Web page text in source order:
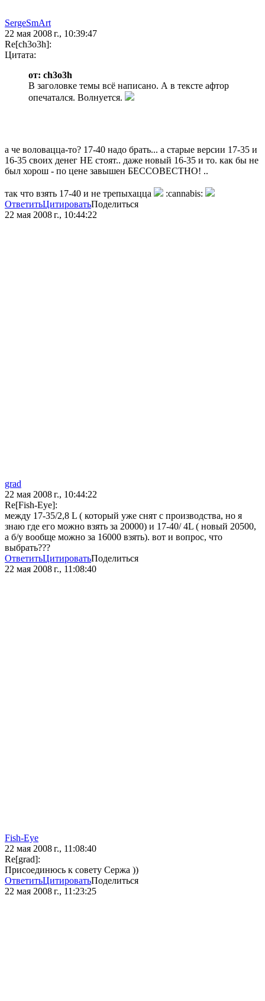
SergeSmArt
22 мая 2008 г., 10:39:47
Re[ch3o3h]:
Цитата:
от: ch3o3h
В заголовке темы всё написано. А в тексте афтор
опечатался. Волнуется.
а че воловацца-то? 17-40 надо брать... а старые версии 17-35 и
16-35 своих денег НЕ стоят.. даже новый 16-35 и то. как бы не
был хорош - по цене завышен БЕССОВЕСТНО! ..
так что взять 17-40 и не трепыхацца
:cannabis:
ОтветитьЦитироватьПоделиться
22 мая 2008 г., 10:44:22
grad
22 мая 2008 г., 10:44:22
Re[Fish-Eye]:
между 17-35/2,8 L ( который уже снят с производства, но я
знаю где его можно взять за 20000) и 17-40/ 4L ( новый 20500,
а б/у вообще можно за 16000 взять). вот и вопрос, что
выбрать???
ОтветитьЦитироватьПоделиться
22 мая 2008 г., 11:08:40
Fish-Eye
22 мая 2008 г., 11:08:40
Re[grad]:
Присоединюсь к совету Сержа ))
ОтветитьЦитироватьПоделиться
22 мая 2008 г., 11:23:25